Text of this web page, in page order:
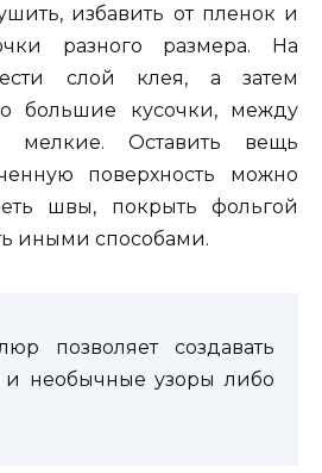
избавить от пленок и
разного размера. На
слой клея, а затем
большие кусочки, между
мелкие. Оставить вещь
поверхность можно
швы, покрыть фольгой
иными способами.
позволяет создавать
и необычные узоры либо